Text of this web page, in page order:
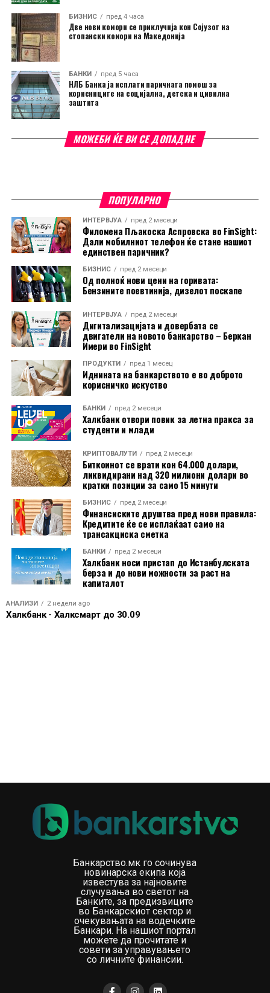
БИЗНИС пред 4 часа
Две нови комори се приклучија кон Сојузот на
стопански комори на Македонија
БАНКИ пред 5 часа
НЛБ Банка ја исплати паричната помош за
корисниците на социјална, детска и цивилна
заштита
МОЖЕБИ ЌЕ ВИ СЕ ДОПАДНЕ
ПОПУЛАРНО
ИНТЕРВЈУА пред 2 месеци
Филомена Пљакоска Аспровска во FinSight:
Дали мобилниот телефон ќе стане нашиот
единствен паричник?
БИЗНИС пред 2 месеци
Од полноќ нови цени на горивата:
Бензините поевтинија, дизелот поскапе
ИНТЕРВЈУА пред 2 месеци
Дигитализацијата и довербата се
двигатели на новото банкарство – Беркан
Имери во FinSight
ПРОДУКТИ пред 1 месец
Иднината на банкарството е во доброто
корисничко искуство
БАНКИ пред 2 месеци
Халкбанк отвори повик за летна пракса за
студенти и млади
КРИПТОВАЛУТИ пред 2 месеци
Биткоинот се врати кон 64.000 долари,
ликвидирани над 320 милиони долари во
кратки позиции за само 15 минути
БИЗНИС пред 2 месеци
Финансиските друштва пред нови правила:
Кредитите ќе се исплаќаат само на
трансакциска сметка
БАНКИ пред 2 месеци
Халкбанк носи пристап до Истанбулската
берза и до нови можности за раст на
капиталот
АНАЛИЗИ 2 недели ago
Халкбанк - Халксмарт до 30.09
Банкарство.мк го сочинува
новинарска екипа која
известува за најновите
случувања во светот на
Банките, за предизвиците
во Банкарскиот сектор и
очекувањата на водечките
Банкари. На нашиот портал
можете да прочитате и
совети за управувањето
со личните финансии.